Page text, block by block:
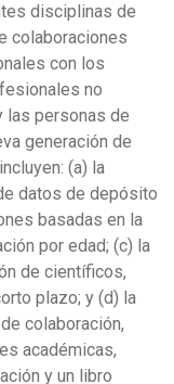
disciplinas de
colaboraciones
con los
no
las personas de
generación de
(a) la
datos de depósito
basadas en la
por edad; (c) la
de científicos,
plazo; y (d) la
colaboración,
académicas,
y un libro